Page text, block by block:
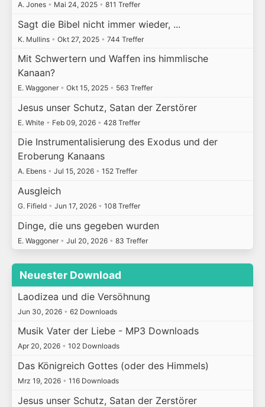
A. Jones • Mai 24, 2025 • 811 Treffer
Sagt die Bibel nicht immer wieder, ...
K. Mullins • Okt 27, 2025 • 744 Treffer
Mit Schwertern und Waffen ins himmlische
Kanaan?
E. Waggoner • Okt 15, 2025 • 563 Treffer
Jesus unser Schutz, Satan der Zerstörer
E. White • Feb 09, 2026 • 428 Treffer
Die Instrumentalisierung des Exodus und der
Eroberung Kanaans
A. Ebens • Jul 15, 2026 • 152 Treffer
Ausgleich
G. Fifield • Jun 17, 2026 • 108 Treffer
Dinge, die uns gegeben wurden
E. Waggoner • Jul 20, 2026 • 83 Treffer
Neuester Download
Laodizea und die Versöhnung
Jun 30, 2026 • 62 Downloads
Musik Vater der Liebe - MP3 Downloads
Apr 20, 2026 • 102 Downloads
Das Königreich Gottes (oder des Himmels)
Mrz 19, 2026 • 116 Downloads
Jesus unser Schutz, Satan der Zerstörer